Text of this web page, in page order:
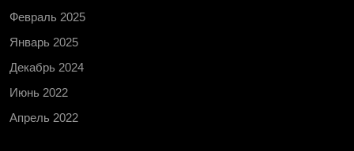
Февраль 2025
Январь 2025
Декабрь 2024
Июнь 2022
Апрель 2022